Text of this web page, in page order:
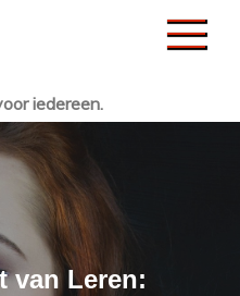
iedereen.
van Leren: